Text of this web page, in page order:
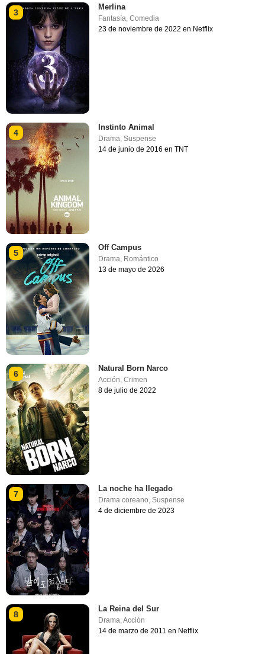
3
Merlina
Fantasía ,Comedia
23 de noviembre de 2022 en Netflix
4
Instinto Animal
Drama,Suspense
14 de junio de 2016 en TNT
5
Off Campus
Drama, Romántico
13 de mayo de 2026
6
Natural Born Narco
Acción ,Crimen
8 de julio de 2022
7
La noche ha llegado
Drama coreano,Suspense
4 de diciembre de 2023
8
La Reina del Sur
Drama,Acción
14 de marzo de 2011 en Netflix